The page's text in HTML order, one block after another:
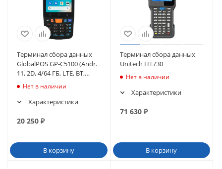
Терминал сбора данных
GlobalPOS GP-С5100 (Andr.
11, 2D, 4/64 ГБ, LTE, BT,
WIFI, NFC, 13МП, 5000 мА)
Нет в наличии
Характеристики
20 250 ₽
В корзину
Терминал сбора данных
Unitech HT730
Нет в наличии
Характеристики
71 630₽
В корзину